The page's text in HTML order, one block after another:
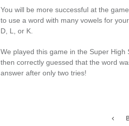
You will be more successful at the
to use a word with many vowels for
D, L, or K.
We played this game in the Super
then correctly guessed that the word
answer after only two tries!